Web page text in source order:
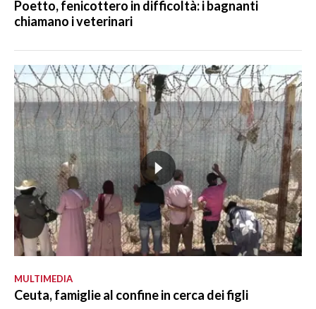
Poetto, fenicottero in difficoltà: i bagnanti
chiamano i veterinari
MULTIMEDIA
Ceuta, famiglie al confine in cerca dei figli